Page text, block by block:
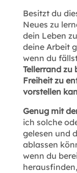
Besitzt du
Neues zu
dein Leben
deine Arbeit
wenn du
Tellerrand zu
Freiheit zu
vorstellen
Genug mit
ich solche
gelesen und
ablassen
wenn du